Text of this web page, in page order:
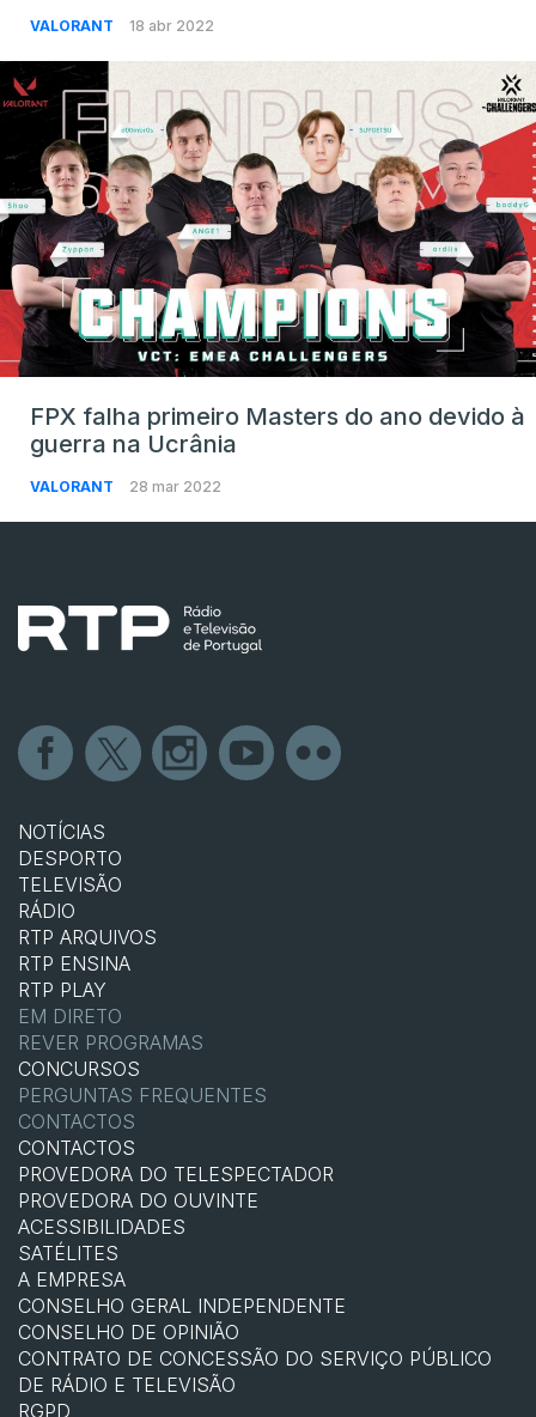
VALORANT 18 abr 2022
FPX falha primeiro Masters do ano devido à
guerra na Ucrânia
VALORANT 28 mar 2022
NOTÍCIAS
DESPORTO
TELEVISÃO
RÁDIO
RTP ARQUIVOS
RTP ENSINA
RTP PLAY
EM DIRETO
REVER PROGRAMAS
CONCURSOS
PERGUNTAS FREQUENTES
CONTACTOS
CONTACTOS
PROVEDORA DO TELESPECTADOR
PROVEDORA DO OUVINTE
ACESSIBILIDADES
SATÉLITES
A EMPRESA
CONSELHO GERAL INDEPENDENTE
CONSELHO DE OPINIÃO
CONTRATO DE CONCESSÃO DO SERVIÇO PÚBLICO
DE RÁDIO E TELEVISÃO
RGPD